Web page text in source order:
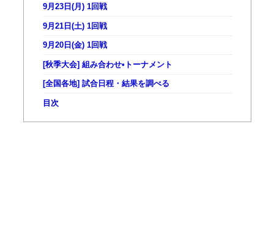
9月23日(月) 1回戦
9月21日(土) 1回戦
9月20日(金) 1回戦
[秋季大会] 組み合わせ•トーナメント
[全国各地] 試合日程・結果を調べる
目次